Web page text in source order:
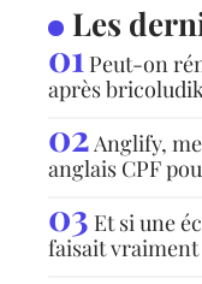
Les
Peut-on
après
Anglify,
anglais CPF
Et si une
faisait vraiment